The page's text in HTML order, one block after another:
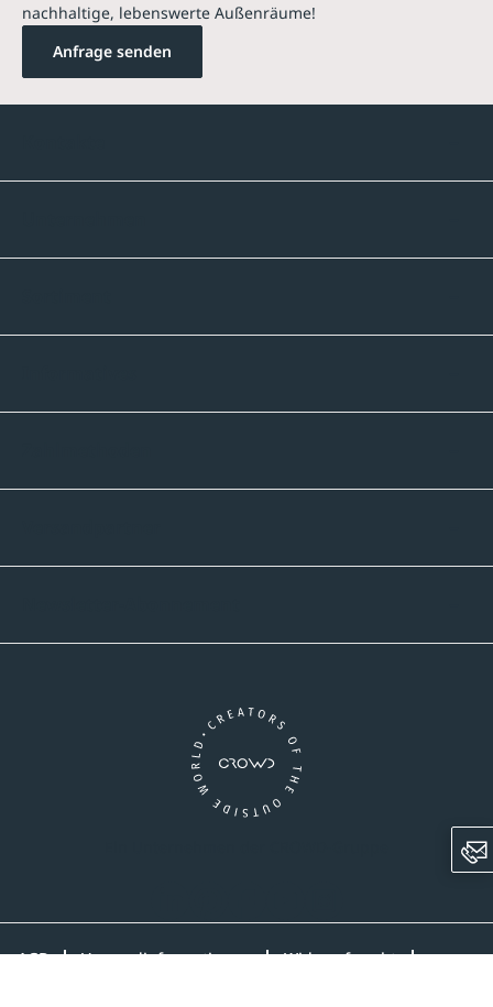
nachhaltige, lebenswerte Außenräume!
Anfrage senden
AGB Versandinformationen
Widerrufsrecht